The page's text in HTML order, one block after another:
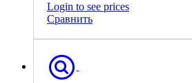
Login to see prices
Сравнить